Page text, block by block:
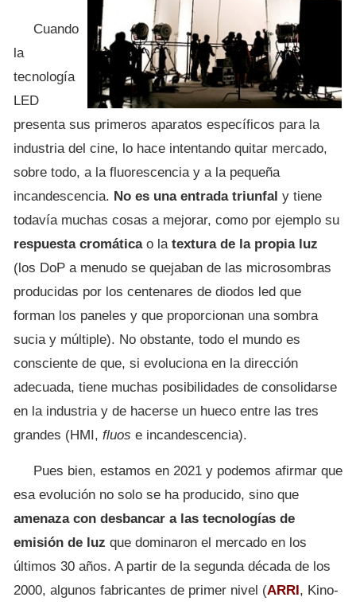
Cuando
la
tecnología
LED
presenta sus primeros aparatos específicos para la
industria del cine, lo hace intentando quitar mercado,
sobre todo, a la fluorescencia y a la pequeña
incandescencia. No es una entrada triunfal y tiene
todavía muchas cosas a mejorar, como por ejemplo su
respuesta cromáticao la textura de la propia luz
(los DoP a menudo se quejaban de las microsombras
producidas por los centenares de diodos led que
forman los paneles y que proporcionan una sombra
sucia y múltiple). No obstante, todo el mundo es
consciente de que, si evoluciona en la dirección
adecuada, tiene muchas posibilidades de consolidarse
en la industria y de hacerse un hueco entre las tres
grandes (HMI, fluos e incandescencia).
Pues bien, estamos en 2021 y podemos afirmar que
esa evolución no solo se ha producido, sino que
amenaza con desbancar a las tecnologías de
emisión de luz que dominaron el mercado en los
últimos 30 años. A partir de la segunda década de los
2000, algunos fabricantes de primer nivel (ARRI, Kino-